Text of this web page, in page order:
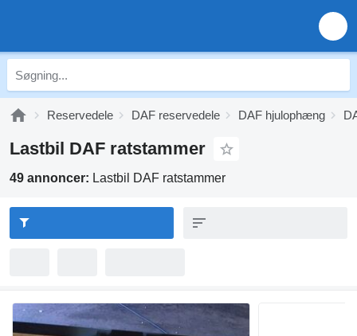
Reservedele DAF reservedele DAF hjulophæng
Lastbil DAF ratstammer
49 annoncer: Lastbil DAF ratstammer